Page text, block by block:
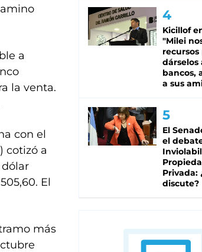
a
la venta.
con el
cotizó a
dólar
El
más
Kicillof
"Milei
recursos
dárselos
bancos,
a sus
El
el
Privada:
discute?